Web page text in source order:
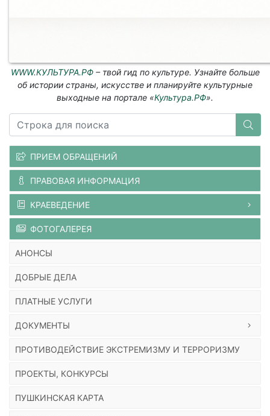
WWW.КУЛЬТУРА.РФ– твой гид по культуре. Узнайте больше
об истории страны, искусстве и планируйте культурные
выходные на портале «Культура.РФ».
ПРИЕМ ОБРАЩЕНИЙ
ПРАВОВАЯ ИНФОРМАЦИЯ
КРАЕВЕДЕНИЕ
ФОТОГАЛЕРЕЯ
АНОНСЫ
ДОБРЫЕ ДЕЛА
ПЛАТНЫЕ УСЛУГИ
ДОКУМЕНТЫ
ПРОТИВОДЕЙСТВИЕ ЭКСТРЕМИЗМУ И ТЕРРОРИЗМУ
ПРОЕКТЫ, КОНКУРСЫ
ПУШКИНСКАЯ КАРТА